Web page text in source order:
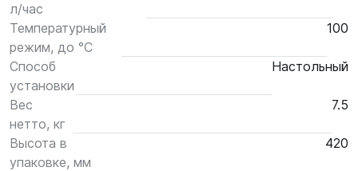
л/час
Температурный
режим, до °С
100
Способ
установки
Настольный
Вес
нетто, кг
7.5
Высота в
упаковке, мм
420